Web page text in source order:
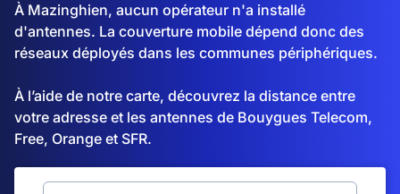
À Mazinghien, aucun opérateur n'a installé
d'antennes. La couverture mobile dépend donc des
réseaux déployés dans les communes périphériques.
À l’aide de notre carte, découvrez la distance entre
votre adresse et les antennes de Bouygues Telecom,
Free, Orange et SFR.